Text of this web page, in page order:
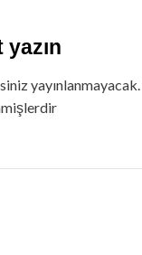
yazın
yayınlanmayacak.